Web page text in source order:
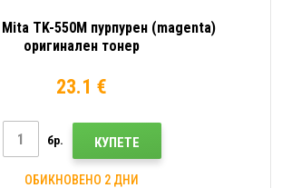
TK-550M пурпурен (magenta)
оригинален тонер
23.1 €
бр. КУПЕТЕ
ОБИКНОВЕНО 2 ДНИ